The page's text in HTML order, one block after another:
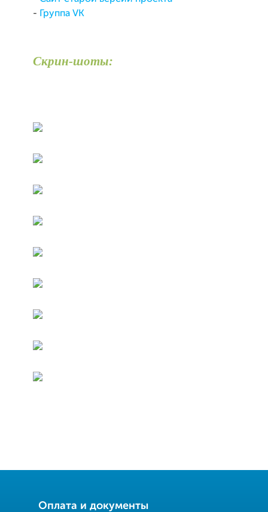
-
Группа VK
Скрин-шоты:
Оплата и документы